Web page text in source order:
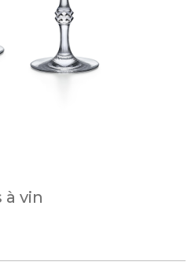
à vin